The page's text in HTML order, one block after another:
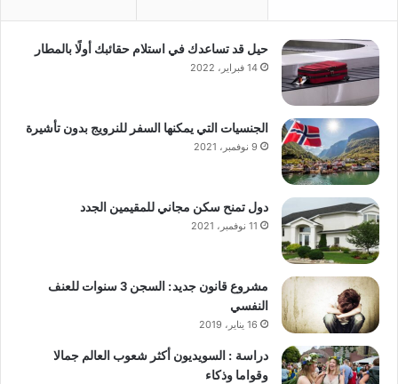
حيل قد تساعدك في استلام حقائبك أولًا بالمطار
14 فبراير، 2022
الجنسيات التي يمكنها السفر للنرويج بدون تأشيرة
9 نوفمبر، 2021
دول تمنح سكن مجاني للمقيمين الجدد
11 نوفمبر، 2021
مشروع قانون جديد: السجن 3 سنوات للعنف
النفسي
16 يناير، 2019
دراسة : السويديون أكثر شعوب العالم جمالا
وقواما وذكاء